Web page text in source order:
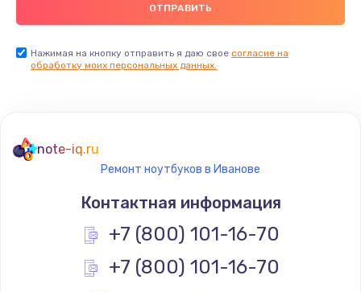
Нажимая на кнопку отправить я даю свое согласие на
обработку моих персональных данных.
note-iq.ru
Ремонт ноутбуков в Иванове
Контактная информация
+7 (800) 101-16-70
+7 (800) 101-16-70